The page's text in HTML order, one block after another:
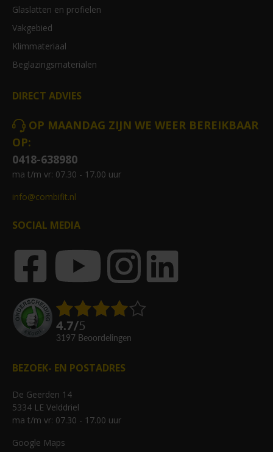
Glaslatten en profielen
Vakgebied
Klimmateriaal
Beglazingsmaterialen
DIRECT ADVIES
OP MAANDAG ZIJN WE WEER BEREIKBAAR
OP:
0418-638980
ma t/m vr: 07.30 - 17.00 uur
info@combifit.nl
SOCIAL MEDIA
4.7/5
3197 beoordelingen
BEZOEK- EN POSTADRES
De Geerden 14
5334 LE Velddriel
ma t/m vr: 07.30 - 17.00 uur
Google Maps